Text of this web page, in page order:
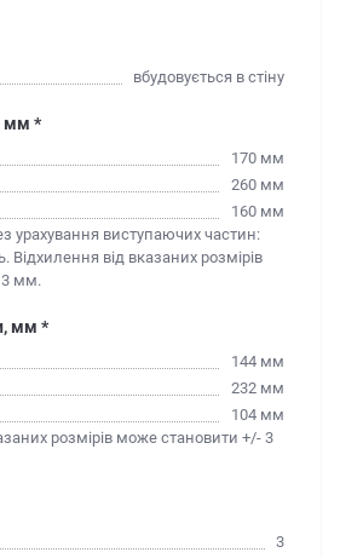
вбудовується в стіну
мм *
170 мм
260 мм
160 мм
урахування виступаючих частин:
Відхилення від вказаних розмірів
3 мм.
мм *
144 мм
232 мм
104 мм
розмірів може становити +/- 3
3